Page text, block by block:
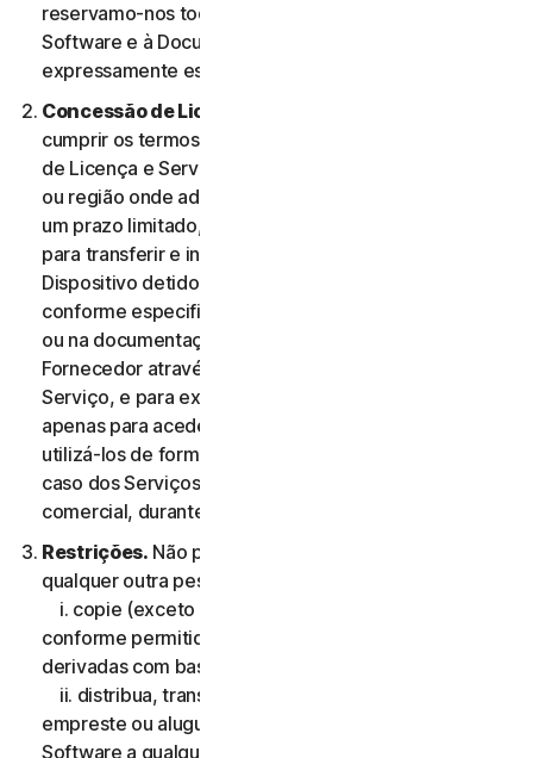
reservamo-nos todos os direitos associados ao
Software e à Documentação que não estejam
expressamente estabelecidos no presente Contrato.
Concessão de Licença.
cumprir os termos e condições do presente Contrato
de Licença e Serviços, concedemos-lhe, no território
ou região onde adquiriu o Software, uma licença com
um prazo limitado, não exclusiva e não transferível,
para transferir e instalar uma cópia do Software no
Dispositivo detido ou controlado pelo Utilizador,
conforme especificado na Elegibilidade do Serviço,
ou na documentação da transação aplicável do
Fornecedor através do qual o Utilizador obteve o
Serviço, e para executar essa cópia do Software
apenas para aceder aos Serviços de Consumidor e
utilizá-los de forma pessoal, e não comercial ou, no
caso dos Serviços Comerciais, para sua utilização
comercial, durante o Período de Serviço.
Restrições. Não pode, nem pode permitir que
qualquer outra pessoa:
i. copie (exceto para efeitos de backup ou arquivo
conforme permitido abaixo), modifique ou crie obras
derivadas com base no Software;
ii. distribua, transfira, sublicencie, ceda por leasing,
empreste ou alugue o seu direito de utilizar o
Software a qualquer terceiro;